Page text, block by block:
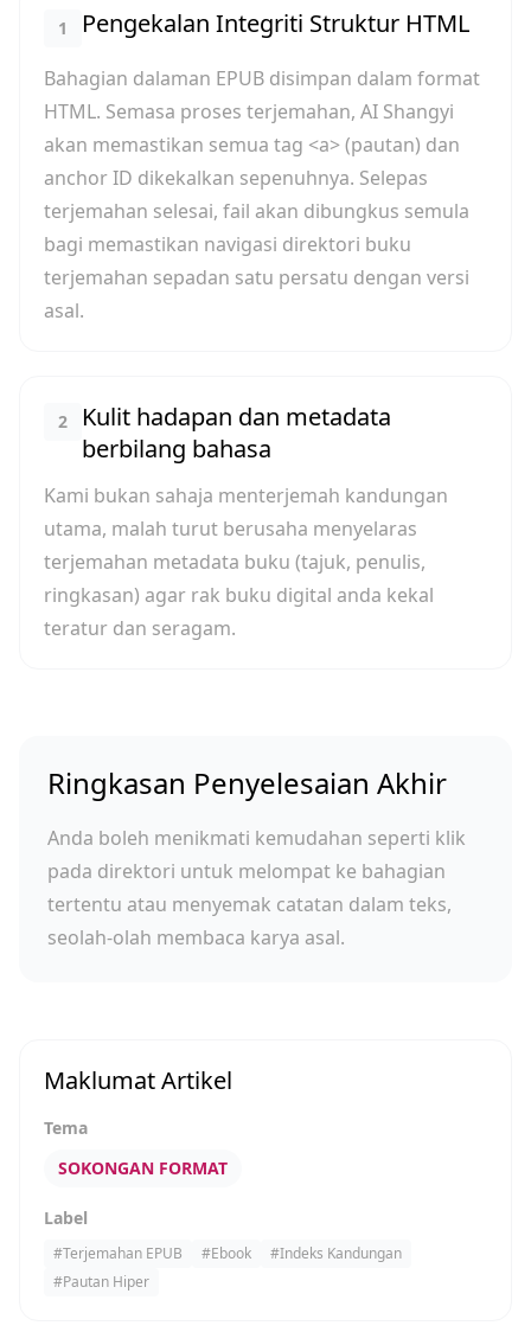
1 Pengekalan Integriti Struktur HTML
Bahagian dalaman EPUB disimpan dalam format
HTML. Semasa proses terjemahan, AI Shangyi
akan memastikan semua tag <a> (pautan) dan
anchor ID dikekalkan sepenuhnya. Selepas
terjemahan selesai, fail akan dibungkus semula
bagi memastikan navigasi direktori buku
terjemahan sepadan satu persatu dengan versi
asal.
2
Kulit hadapan dan metadata
berbilang bahasa
Kami bukan sahaja menterjemah kandungan
utama, malah turut berusaha menyelaras
terjemahan metadata buku (tajuk, penulis,
ringkasan) agar rak buku digital anda kekal
teratur dan seragam.
Ringkasan Penyelesaian Akhir
Anda boleh menikmati kemudahan seperti klik
pada direktori untuk melompat ke bahagian
tertentu atau menyemak catatan dalam teks,
seolah-olah membaca karya asal.
Maklumat Artikel
Tema
SOKONGAN FORMAT
Label
#Terjemahan EPUB #Ebook #Indeks Kandungan
#Pautan Hiper